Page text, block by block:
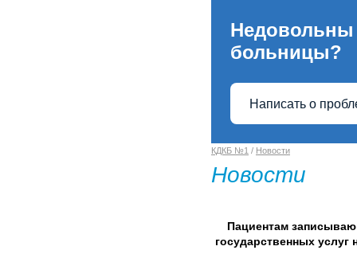
Недовольны
больницы?
Написать о
КДКБ №1 / Новости
Новости
Пациентам
государственных